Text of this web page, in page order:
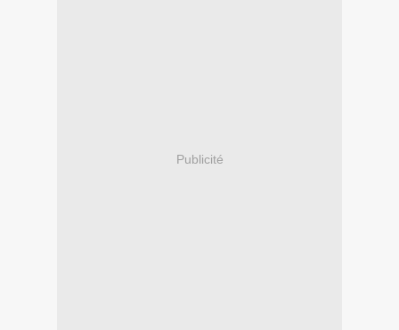
Publicité